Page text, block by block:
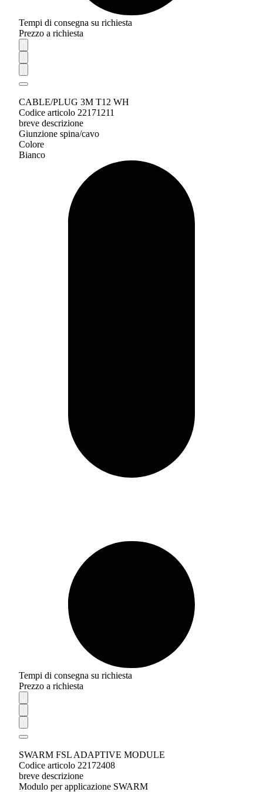
Tempi di consegna su richiesta
Prezzo a richiesta
CABLE/PLUG 3M T12 WH
Codice articolo 22171211
breve descrizione
Giunzione spina/cavo
Colore
Bianco
Tempi di consegna su richiesta
Prezzo a richiesta
SWARM FSL ADAPTIVE MODULE
Codice articolo 22172408
breve descrizione
Modulo per applicazione SWARM